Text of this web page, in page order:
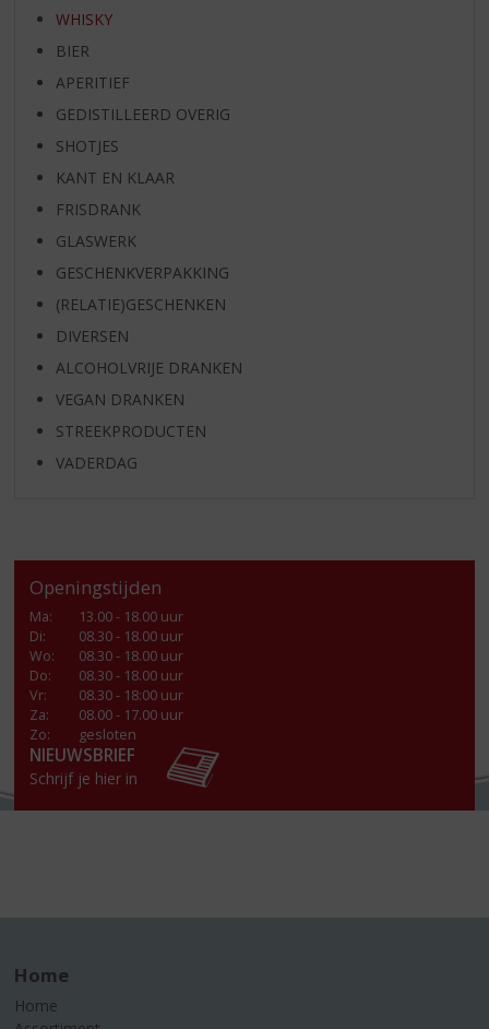
WHISKY
BIER
APERITIEF
GEDISTILLEERD OVERIG
SHOTJES
KANT EN KLAAR
FRISDRANK
GLASWERK
GESCHENKVERPAKKING
(RELATIE)GESCHENKEN
DIVERSEN
ALCOHOLVRIJE DRANKEN
VEGAN DRANKEN
STREEKPRODUCTEN
VADERDAG
Openingstijden
Ma:
13.00 - 18.00 uur
Di:
08.30 - 18.00 uur
Wo:
08.30 - 18.00 uur
Do:
08.30 - 18.00 uur
Vr:
08.30 - 18:00 uur
Za:
08.00 - 17.00 uur
Zo:
gesloten
NIEUWSBRIEF
Schrijf je hier in
Home
Home